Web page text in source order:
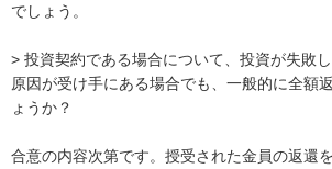
でしょう。
> 投資契約である場合について、投資が失敗
原因が受け手にある場合でも、一般的に全額
ょうか？
合意の内容次第です。授受された金員の返還